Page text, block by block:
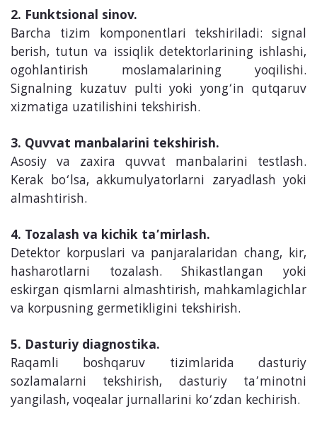
2. Funktsional sinov.
Barcha tizim komponentlari tekshiriladi: signal
berish, tutun va issiqlik detektorlarining ishlashi,
ogohlantirish moslamalarining yoqilishi.
Signalning kuzatuv pulti yoki yong‘in qutqaruv
xizmatiga uzatilishini tekshirish.
3. Quvvat manbalarini tekshirish.
Asosiy va zaxira quvvat manbalarini testlash.
Kerak bo‘lsa, akkumulyatorlarni zaryadlash yoki
almashtirish.
4. Tozalash va kichik ta’mirlash.
Detektor korpuslari va panjaralaridan chang, kir,
hasharotlarni tozalash. Shikastlangan yoki
eskirgan qismlarni almashtirish, mahkamlagichlar
va korpusning germetikligini tekshirish.
5. Dasturiy diagnostika.
Raqamli boshqaruv tizimlarida dasturiy
sozlamalarni tekshirish, dasturiy ta’minotni
yangilash, voqealar jurnallarini ko‘zdan kechirish.